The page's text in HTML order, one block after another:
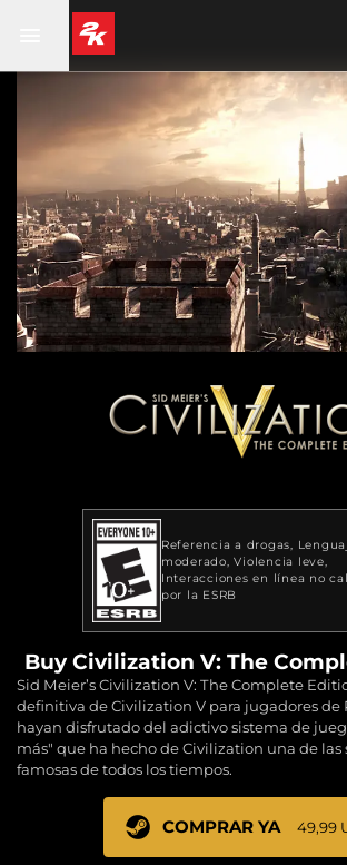
Referencia a drogas
moderado Violencia leve
Interacciones en línea no
por la ESRB
Buy Civilization V: The
Sid Meier’s Civilization V: The Complete
definitiva de Civilization V para jugadores de
hayan disfrutado del adictivo sistema de
más" que ha hecho de Civilization una de las
famosas de todos los tiempos.
COMPRAR YA 49,99